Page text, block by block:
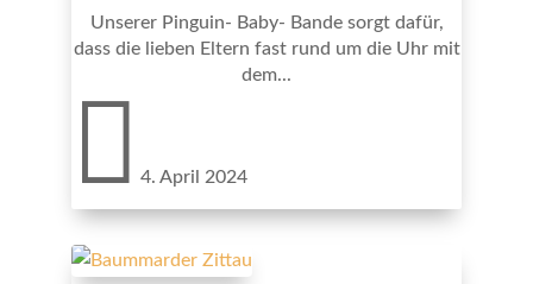
Unserer Pinguin- Baby- Bande sorgt dafür,
dass die lieben Eltern fast rund um die Uhr mit
dem...
 4. April 2024